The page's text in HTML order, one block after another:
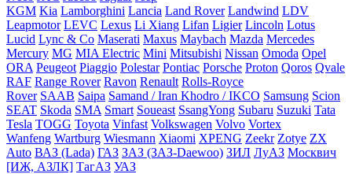
KGM Kia Lamborghini Lancia Land Rover Landwind LDV
Leapmotor LEVC Lexus Li Xiang Lifan Ligier Lincoln Lotus
Lucid Lync & Co Maserati Maxus Maybach Mazda Mercedes
Mercury MG MIA Electric Mini Mitsubishi Nissan Omoda Opel
ORA Peugeot Piaggio Polestar Pontiac Porsche Proton Qoros Qvale
RAF Range Rover Ravon Renault Rolls-Royce
Rover SAAB Saipa Samand / Iran Khodro / IKCO Samsung Scion
SEAT Skoda SMA Smart Soueast SsangYong Subaru Suzuki Tata
Tesla TOGG Toyota Vinfast Volkswagen Volvo Vortex
Wanfeng Wartburg Wiesmann Xiaomi XPENG Zeekr Zotye ZX
Auto ВАЗ (Lada) ГАЗ ЗАЗ (ЗАЗ-Daewoo) ЗИЛ ЛуАЗ Москвич
[ИЖ, АЗЛК] ТагАЗ УАЗ